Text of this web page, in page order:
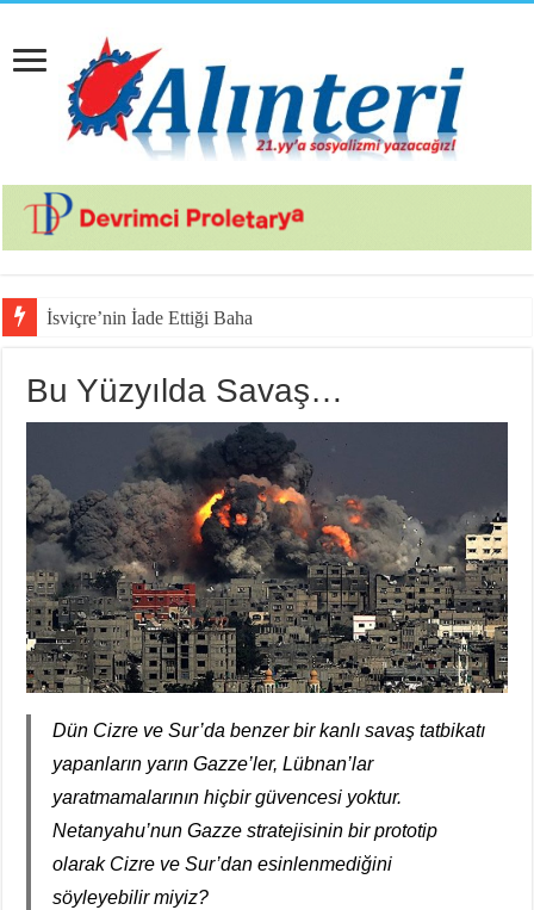
İsviçre’nin İade Ettiği Bahar Yalçınkaya Türkiye’
Bu Yüzyılda Savaş…
Dün Cizre ve Sur’da benzer bir kanlı savaş tatbikatı
yapanların yarın Gazze’ler, Lübnan’lar
yaratmamalarının hiçbir güvencesi yoktur.
Netanyahu’nun Gazze stratejisinin bir prototip
olarak Cizre ve Sur’dan esinlenmediğini
söyleyebilir miyiz?